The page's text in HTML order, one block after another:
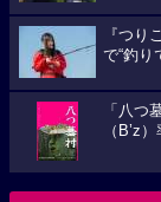
『つり
で“釣り
「八つ
（B’z